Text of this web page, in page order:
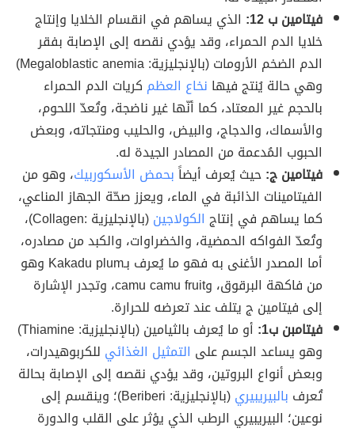
فيتامين ب 12:
الذي يساهم في انقسام الخلايا وإنتاج
خلايا الدم الحمراء، وقد يؤدي نقصه إلى الإصابة بفقر
الدم الضخم الأرومات (بالإنجليزية: Megaloblastic anemia)
وهي حالة يُنتج فيها نخاع العظم كريات الدم الحمراء
بالحجم غير المعتاد، كما أنّها غير ناضجة، وتُعدّ اللحوم،
والأسماك، والدجاج، والبيض، والحليب ومنتجاته، وبعض
الحبوب المُدعمة من المصادر الجيدة له.
فيتامين ج:حيث يُعرف أيضاًبحمض الأسكوربيك، وهو من
الفيتامينات الذائبة في الماء، ويعزز صحّة الجهاز المناعي،
كما يساهم في إنتاج الكولاجين
(بالإنجليزية :Collagen)،
وتُعدّ الفواكه الحمضية، والخضراوات، والكبد من مصادره،
أما المصدر الأغنى به فهو ما يُعرف بـKakadu plum وهو
من فاكهة البرقوق، وcamu camu fruit، وتجدر الإشارة
إلى فيتامين ج يتلف عند تعرضه للحرارة.
فيتامبن ب1:
أو ما يُعرف بالثيامين (بالإنجليزية: Thiamine)
وهو يساعد الجسم على التمثيل الغذائي للكربوهيدرات،
وبعض أنواع البروتين، وقد يؤدي نقصه إلى الإصابة بحالة
تُعرف بالبيريبيري
(بالإنجليزية: Beriberi)؛ وينقسم إلى
نوعين؛ البيريبيري الرطب الذي يؤثر على القلب والدورة